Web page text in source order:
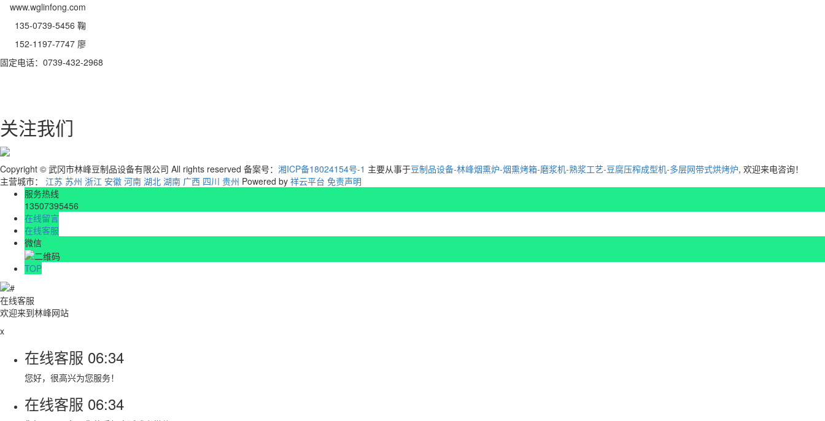
www.wglinfong.com
135-0739-5456 鞠
152-1197-7747 廖
固定电话：0739-432-2968
关注我们
Copyright © 武冈市林峰豆制品设备有限公司 All rights reserved 备案号： 湘ICP备18024154号-1 主要从事于豆制品设备-林峰烟熏炉-烟熏烤箱-磨浆机-熟浆工艺-豆腐压榨成型机-多层网带式烘烤炉, 欢迎来电咨询！
主营城市： 江苏 苏州 浙江 安徽 河南 湖北 湖南 广西 四川 贵州 Powered by 祥云平台 免责声明
服务热线
13507395456
在线留言
在线客服
微信
TOP
在线客服
欢迎来到林峰网站
x
在线客服 06:34
您好，很高兴为您服务！
在线客服 06:34